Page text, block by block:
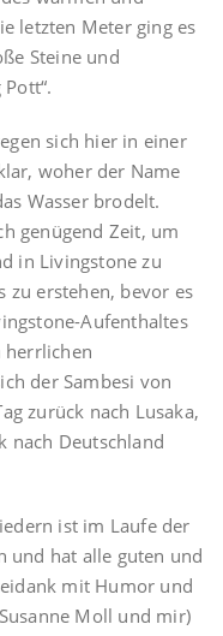
letzten Meter ging es
Steine und
sich hier in einer
woher der Name
Wasser brodelt.
genügend Zeit, um
in Livingstone zu
zu erstehen, bevor es
Aufenthaltes
herrlichen
der Sambesi von
zurück nach Lusaka,
nach Deutschland
ist im Laufe der
und hat alle guten und
mit Humor und
Moll und mir)